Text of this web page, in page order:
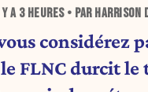
A3 HEURES• PAR HARRISON
considérez
FLNC durcit le